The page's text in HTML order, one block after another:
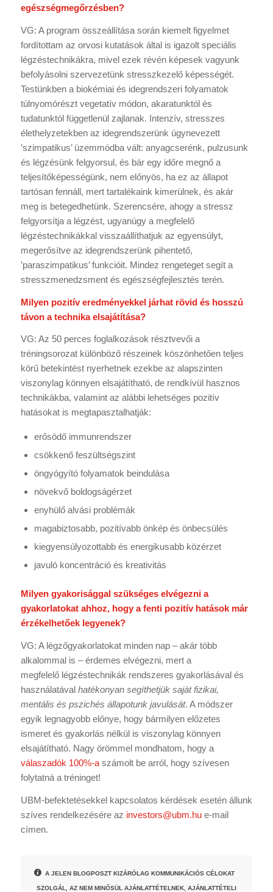
egészségmegőrzésben?
VG: A program összeállítása során kiemelt figyelmet
fordítottam az orvosi kutatások által is igazolt speciális
légzéstechnikákra, mivel ezek révén képesek vagyunk
befolyásolni szervezetünk stresszkezelő képességét.
Testünkben a biokémiai és idegrendszeri folyamatok
túlnyomórészt vegetatív módon, akaratunktól és
tudatunktól függetlenül zajlanak. Intenzív, stresszes
élethelyzetekben az idegrendszerünk úgynevezett
’szimpatikus’ üzemmódba vált: anyagcserénk, pulzusunk
és légzésünk felgyorsul, és bár egy időre megnő a
teljesítőképességünk, nem előnyös, ha ez az állapot
tartósan fennáll, mert tartalékaink kimerülnek, és akár
meg is betegedhetünk. Szerencsére, ahogy a stressz
felgyorsítja a légzést, ugyanúgy a megfelelő
légzéstechnikákkal visszaállíthatjuk az egyensúlyt,
megerősítve az idegrendszerünk pihentető,
’paraszimpatikus’ funkcióit. Mindez rengeteget segít a
stresszmenedzsment és egészségfejlesztés terén.
Milyen pozitív eredményekkel járhat rövid és hosszú
távon a technika elsajátítása?
VG: Az 50 perces foglalkozások résztvevői a
tréningsorozat különböző részeinek köszönhetően teljes
körű betekintést nyerhetnek ezekbe az alapszinten
viszonylag könnyen elsajátítható, de rendkívül hasznos
technikákba, valamint az alábbi lehetséges pozitív
hatásokat is megtapasztalhatják:
erősödő immunrendszer
csökkenő feszültségszint
öngyógyító folyamatok beindulása
növekvő boldogságérzet
enyhülő alvási problémák
magabiztosabb, pozitívabb önkép és önbecsülés
kiegyensúlyozottabb és energikusabb közérzet
javuló koncentráció és kreativitás
Milyen gyakorisággal szükséges elvégezni a
gyakorlatokat ahhoz, hogy a fenti pozitív hatások már
érzékelhetőek legyenek?
VG: A légzőgyakorlatokat minden nap – akár több
alkalommal is – érdemes elvégezni, mert a
megfelelő légzéstechnikák rendszeres gyakorlásával és
használatával hatékonyan segíthetjük saját fizikai,
mentális és pszichés állapotunk javulását. A módszer
egyik legnagyobb előnye, hogy bármilyen előzetes
ismeret és gyakorlás nélkül is viszonylag könnyen
elsajátítható. Nagy örömmel mondhatom, hogy a
válaszadók 100%-aszámolt be arról, hogy szívesen
folytatná a tréninget!
UBM-befektetésekkel kapcsolatos kérdések esetén állunk
szíves rendelkezésére az investors@ubm.hue-mail
címen.
A JELEN BLOGPOSZT KIZÁRÓLAG KOMMUNIKÁCIÓS CÉLOKAT
SZOLGÁL, AZ NEM MINŐSÜL AJÁNLATTÉTELNEK, AJÁNLATTÉTELI